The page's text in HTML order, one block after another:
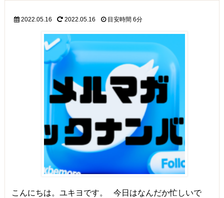
2022.05.16 2022.05.16 目安時間 6分
こんにちは。ユキヨです。 今日はなんだか忙しいで